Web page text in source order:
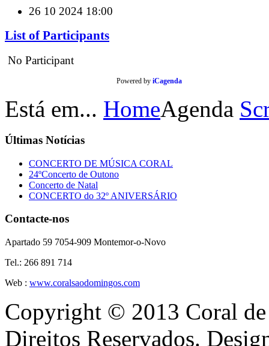
26 10 2024 18:00
List of Participants
No Participant
Powered by iCagenda
Está em... HomeAgenda
Últimas Notícias
CONCERTO DE MÚSICA CORAL
24ºConcerto de Outono
Concerto de Natal
CONCERTO do 32º ANIVERSÁRIO
Contacte-nos
Apartado 59 7054-909 Montemor-o-Novo
Tel.: 266 891 714
Web : www.coralsaodomingos.com
Copyright © 2013 Coral
Direitos Reservados.